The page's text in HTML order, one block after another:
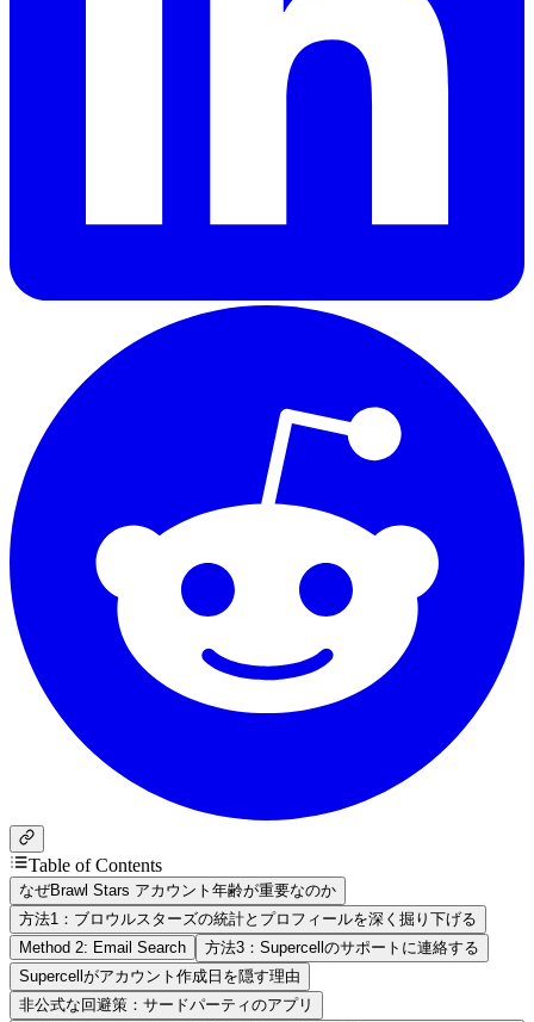
Table of Contents
なぜBrawl Stars アカウント年齢が重要なのか
方法1：ブロウルスターズの統計とプロフィールを深く掘り下げる
Method 2: Email Search
方法3：Supercellのサポートに連絡する
Supercellがアカウント作成日を隠す理由
非公式な回避策：サードパーティのアプリ